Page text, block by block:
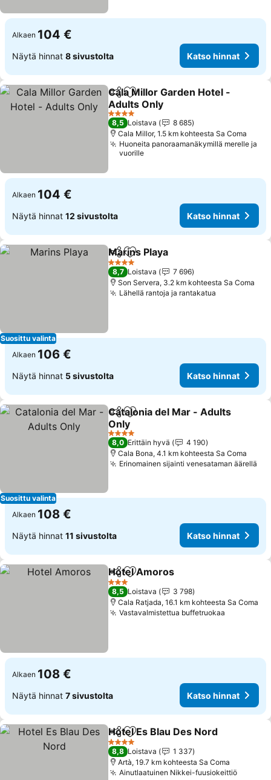
Alkaen 104 €
Näytä hinnat 8 sivustolta Katso hinnat
Jaa Lisää suosikkeihin
Cala Millor Garden Hotel -
Adults Only
Katso hinnat
4 Tähtiluokitus
8,5 Loistava
8 685
Cala Millor, 1.5 km kohteesta Sa Coma
Huoneita panoraamanäkymillä merelle ja
vuorille
Alkaen 104 €
Näytä hinnat 12 sivustolta Katso hinnat
Suosittu valinta
Jaa Lisää suosikkeihin
Marins Playa
4 Tähtiluokitus
8,7 Loistava
7 696
Son Servera, 3.2 km kohteesta Sa Coma
Lähellä rantoja ja rantakatua
Alkaen 106 €
Näytä hinnat 5 sivustolta Katso hinnat
Suosittu valinta
Jaa Lisää suosikkeihin
Catalonia del Mar - Adults
Only
Katso hinnat
4 Tähtiluokitus
8,0 Erittäin hyvä
4 190
Cala Bona, 4.1 km kohteesta Sa Coma
Erinomainen sijainti venesataman äärellä
Alkaen 108 €
Näytä hinnat 11 sivustolta Katso hinnat
Jaa Lisää suosikkeihin
Hotel Amoros
3 Tähtiluokitus
8,5 Loistava
3 798
Cala Ratjada, 16.1 km kohteesta Sa Coma
Vastavalmistettua buffetruokaa
Alkaen 108 €
Näytä hinnat 7 sivustolta Katso hinnat
Jaa Lisää suosikkeihin
Hotel Es Blau Des Nord
4 Tähtiluokitus
8,8 Loistava
1 337
Artà, 19.7 km kohteesta Sa Coma
Ainutlaatuinen Nikkei-fuusiokeittiöKatso